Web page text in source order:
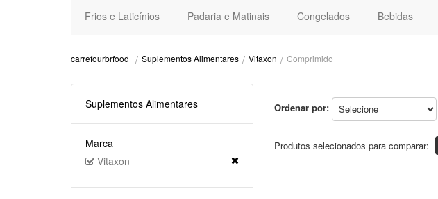
Frios e Laticínios Padaria e Matinais Congelados Bebidas
carrefourbrfood Suplementos Alimentares Vitaxon Comprimido
Suplementos Alimentares
Marca
Vitaxon
Ordenar por:
Produtos selecionados para comparar: